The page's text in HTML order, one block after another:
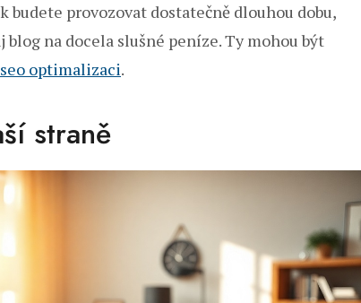
budete provozovat dostatečně dlouhou dobu,
na docela slušné peníze. Ty mohou být
seo optimalizaci.
straně